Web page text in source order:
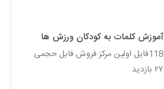
آموزش کلمات به کودکان ورزش ها
118فایل اولین مرکز فروش فایل حجمی
۲۷ بازدید